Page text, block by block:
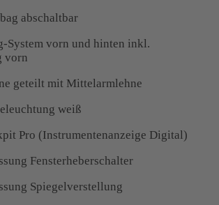
abschaltbar
System vorn und hinten inkl.
vorn
geteilt mit Mittelarmlehne
weiß
Pro (Instrumentenanzeige Digital)
Fensterheberschalter
Spiegelverstellung